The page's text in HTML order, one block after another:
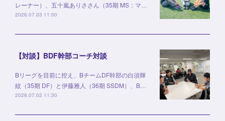
レーナー）、五十嵐ありささん（35期 MS：マ…
2026.07.03 11:00
【対談】BDF幹部コーチ対談
Bリーグを目前に控え、BチームDF幹部の白須輝
紋（35期 DF）と伊藤雅人（36期 SSDM）、B…
2026.07.02 11:30